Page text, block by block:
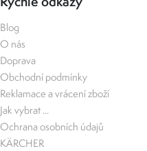
Blog
O nás
Doprava
Obchodní podmínky
Reklamace a vrácení zboží
Jak vybrat ...
Ochrana osobních údajů
KÄRCHER